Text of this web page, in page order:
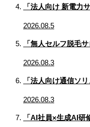
「法人向け 新電力
2026.08.5
「無人セルフ脱毛
2026.08.3
「法人向け通信ソ
2026.08.3
「AI社員×生成AI